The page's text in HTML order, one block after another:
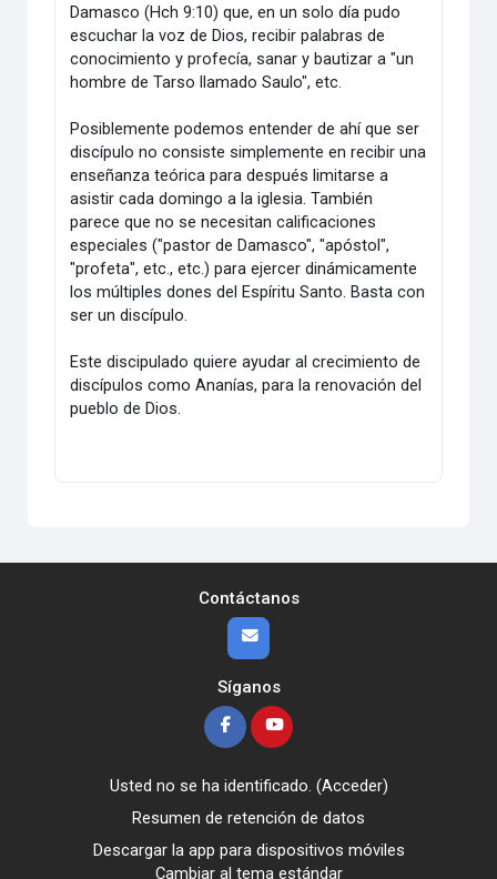
Damasco (Hch 9:10) que, en un solo día pudo
escuchar la voz de Dios, recibir palabras de
conocimiento y profecía, sanar y bautizar a "un
hombre de Tarso llamado Saulo", etc.
Posiblemente podemos entender de ahí que ser
discípulo no consiste simplemente en recibir una
enseñanza teórica para después limitarse a
asistir cada domingo a la iglesia. También
parece que no se necesitan calificaciones
especiales ("pastor de Damasco", "apóstol",
"profeta", etc., etc.) para ejercer dinámicamente
los múltiples dones del Espíritu Santo. Basta con
ser un discípulo.
Este discipulado quiere ayudar al crecimiento de
discípulos como Ananías, para la renovación del
pueblo de Dios.
Contáctanos
Síganos
Usted no se ha identificado. (Acceder)
Resumen de retención de datos
Descargar la app para dispositivos móviles
Cambiar al tema estándar